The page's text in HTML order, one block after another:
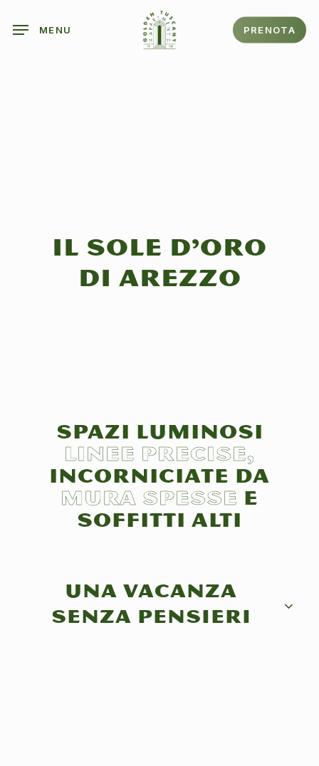
PRENOTA
MENU
IL SOLE D’ORO
DI AREZZO
Spazi luminosi
linee precise,
incorniciate da
mura spesse e
soffitti alti
Una vacanza
senza pensieri